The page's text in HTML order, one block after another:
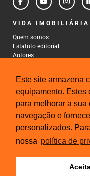
Este site armazena
equipamento. Estes
para melhorar a sua
navegação e
personalizados.
nossa política de
VIDA IMOBILIÁRIA
Quem somos
Estatuto editorial
Autores
CONTACTOS
Rua Gonçalo Cristovão, 185
4000-269 Porto
Tel: 222 085 009
Fax: 222 085 010
Email: